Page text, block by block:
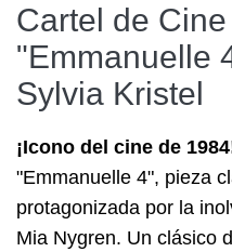
Cartel de
"Emmanuelle
Sylvia Kristel
¡Icono del cine de
"Emmanuelle 4", pieza
protagonizada por la
Mia Nygren. Un clásico